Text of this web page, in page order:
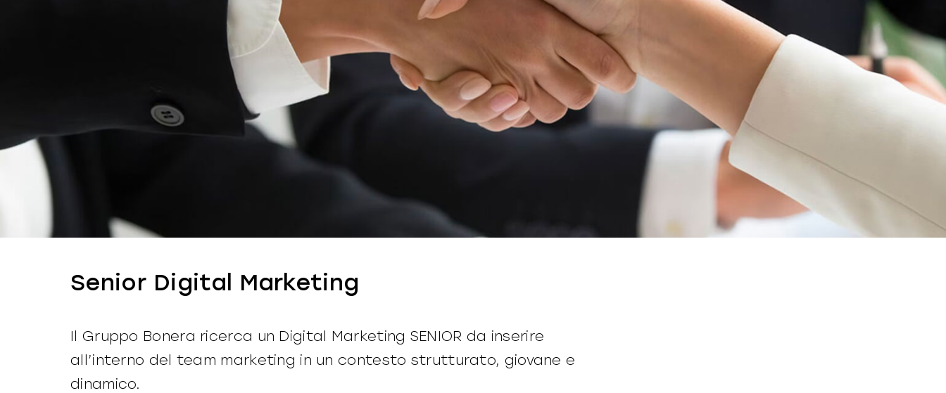
Senior Digital Marketing
Il Gruppo Bonera ricerca un Digital Marketing SENIOR da inserire
all’interno del team marketing in un contesto strutturato, giovane e
dinamico.